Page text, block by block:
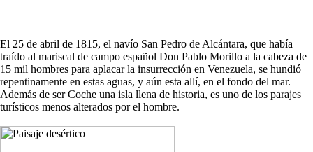
El 25 de abril de 1815, el navío San Pedro de Alcántara, que había
traído al mariscal de campo español Don Pablo Morillo a la cabeza de
15 mil hombres para aplacar la insurrección en Venezuela, se hundió
repentinamente en estas aguas, y aún esta allí, en el fondo del mar.
Además de ser Coche una isla llena de historia, es uno de los parajes
turísticos menos alterados por el hombre.